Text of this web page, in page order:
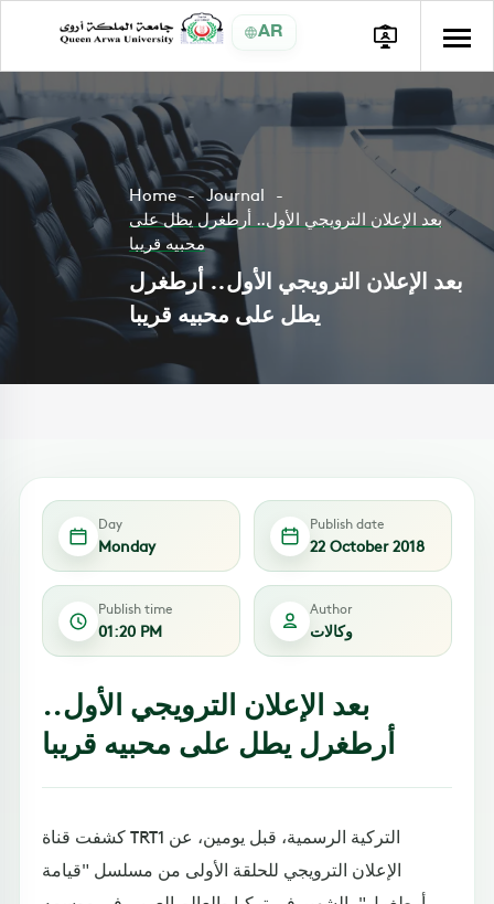
AR
Home
Journal
بعد الإعلان الترويجي الأول.. أرطغرل يطل على
محبيه قريبا
بعد الإعلان الترويجي الأول.. أرطغرل
يطل على محبيه قريبا
Day
Monday
Publish date
22 October 2018
Publish time
01:20 PM
Author
وكالات
بعد الإعلان الترويجي الأول..
أرطغرل يطل على محبيه قريبا
كشفت قناة TRT1 التركية الرسمية، قبل يومين، عن
الإعلان الترويجي للحلقة الأولى من مسلسل "قيامة